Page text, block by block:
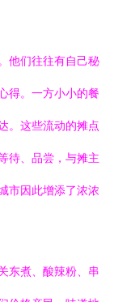
他们往往有自己秘
得。一方小小的餐
。这些流动的摊点
待、品尝，与摊主
市因此增添了浓浓
东煮、酸辣粉、串